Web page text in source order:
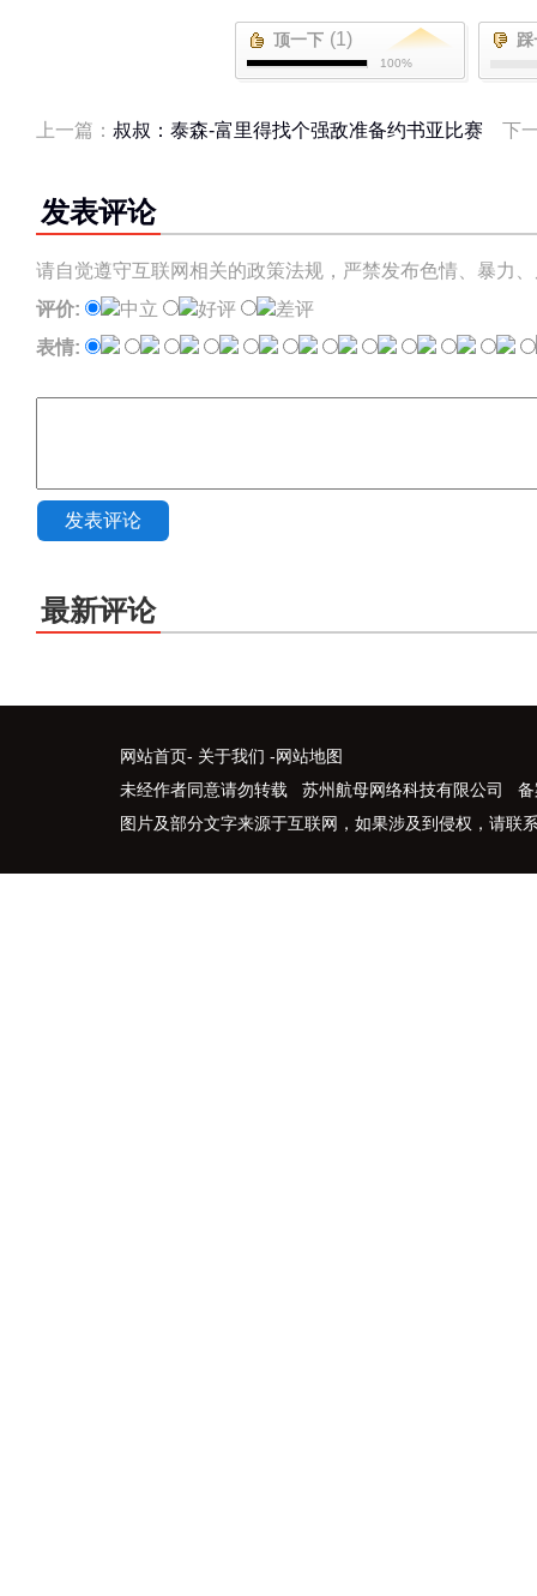
顶一下 (1)
100%
下
上一篇： 叔叔：泰森-富里得找个强敌准备约书亚比赛
发表评论
请自觉遵守互联网相关的政策法规，严禁发布色情、暴力
评价:
中立 好评
差评
表情:
发表评论
最新评论
网站首页- 关于我们 -网站地图
未经作者同意请勿转载 苏州航母网络科技有限公司 备
图片及部分文字来源于互联网，如果涉及到侵权，请联